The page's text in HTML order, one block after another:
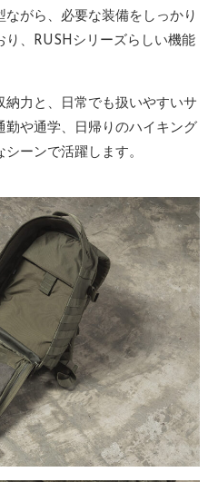
がら、必要な装備をしっかり
り、RUSHシリーズらしい機能
力と、日常でも扱いやすいサ
勤や通学、日帰りのハイキング
ーンで活躍します。